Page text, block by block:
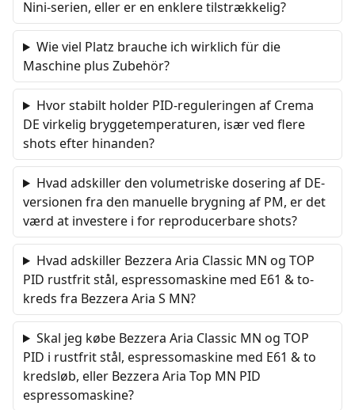
Nini-serien, eller er en enklere tilstrækkelig?
Wie viel Platz brauche ich wirklich für die
Maschine plus Zubehör?
Hvor stabilt holder PID-reguleringen af Crema
DE virkelig bryggetemperaturen, især ved flere
shots efter hinanden?
Hvad adskiller den volumetriske dosering af DE-
versionen fra den manuelle brygning af PM, er det
værd at investere i for reproducerbare shots?
Hvad adskiller Bezzera Aria Classic MN og TOP
PID rustfrit stål, espressomaskine med E61 & to-
kreds fra Bezzera Aria S MN?
Skal jeg købe Bezzera Aria Classic MN og TOP
PID i rustfrit stål, espressomaskine med E61 & to
kredsløb, eller Bezzera Aria Top MN PID
espressomaskine?